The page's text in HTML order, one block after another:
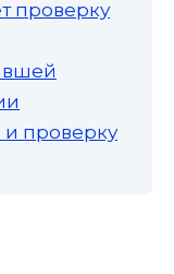
проверку
и проверку